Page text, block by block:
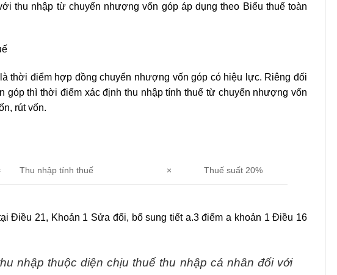
thu nhập từ chuyển nhượng vốn góp áp dụng theo Biểu thuế toàn
thời điểm hợp đồng chuyển nhượng vốn góp có hiệu lực. Riêng đối
góp thì thời điểm xác định thu nhập tính thuế từ chuyển nhượng vốn
rút vốn.
Thu nhập tính thuế × Thuế suất 20%
Điều 21, Khoản 1 Sửa đổi, bổ sung tiết a.3 điểm a khoản 1 Điều 16
nhập thuộc diện chịu thuế thu nhập cá nhân đối với